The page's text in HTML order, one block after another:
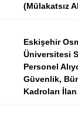
(Mülakatsız
Eskişehir
Üniversitesi
Personel
Güvenlik,
Kadroları